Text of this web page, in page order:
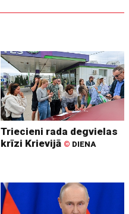
Triecieni rada degvielas
krīzi Krievijā © DIENA